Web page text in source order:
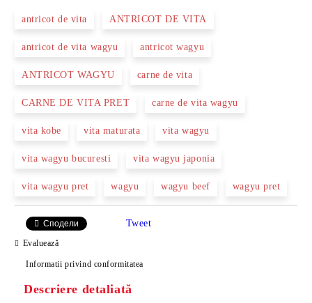
antricot de vita ANTRICOT DE VITA
antricot de vita wagyu antricot wagyu
ANTRICOT WAGYU carne de vita
CARNE DE VITA PRET carne de vita wagyu
vita kobe vita maturata vita wagyu
vita wagyu bucuresti vita wagyu japonia
vita wagyu pret wagyu wagyu beef wagyu pret
Сподели Tweet
Evaluează
Informatii privind conformitatea
Descriere detaliată